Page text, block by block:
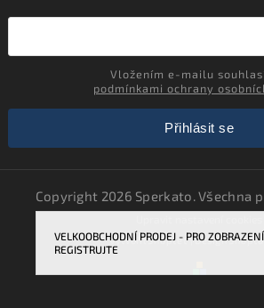
VELKOOBCHODNÍ PRODEJ - PRO
REGISTRUJTE
podmínkami ochrany
Přihlásit se
Copyright 2026 Sperkato. Všechna
VytvořilShoptet| Design